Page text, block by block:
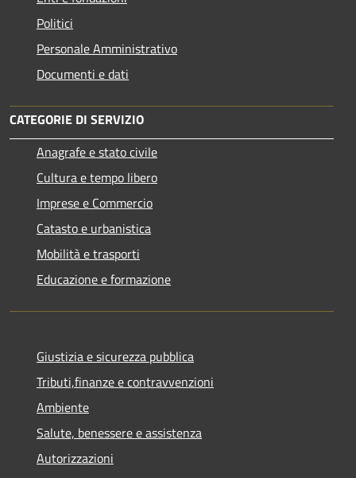
Politici
Personale Amministrativo
Documenti e dati
CATEGORIE DI SERVIZIO
Anagrafe e stato civile
Cultura e tempo libero
Imprese e Commercio
Catasto e urbanistica
Mobilità e trasporti
Educazione e formazione
Giustizia e sicurezza pubblica
Tributi,finanze e contravvenzioni
Ambiente
Salute, benessere e assistenza
Autorizzazioni